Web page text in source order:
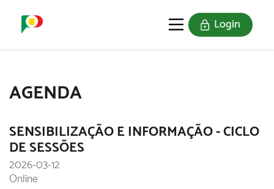
Login
AGENDA
SENSIBILIZAÇÃO E INFORMAÇÃO - CICLO
DE SESSÕES
2026-03-12
Online